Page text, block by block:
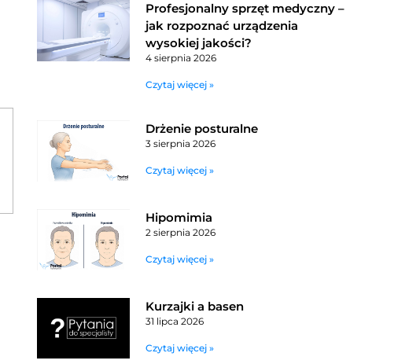
Profesjonalny sprzęt medyczny –
jak rozpoznać urządzenia
wysokiej jakości?
4 sierpnia 2026
Czytaj więcej »
Drżenie posturalne
3 sierpnia 2026
Czytaj więcej »
Hipomimia
2 sierpnia 2026
Czytaj więcej »
Kurzajki a basen
31 lipca 2026
Czytaj więcej »